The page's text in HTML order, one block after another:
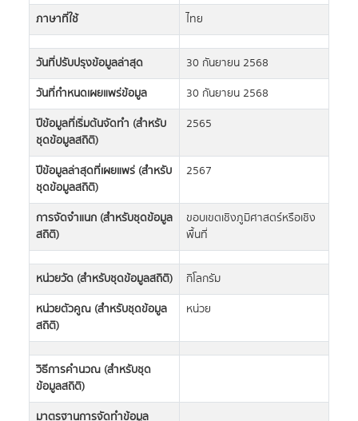
ภาษาที่ใช้
ไทย
วันที่ปรับปรุงข้อมูลล่าสุด
30 กันยายน 2568
วันที่กำหนดเผยแพร่ข้อมูล
30 กันยายน 2568
ปีข้อมูลที่เริ่มต้นจัดทำ (สำหรับ
ชุดข้อมูลสถิติ)
2565
ปีข้อมูลล่าสุดที่เผยแพร่ (สำหรับ
ชุดข้อมูลสถิติ)
2567
การจัดจำแนก (สำหรับชุดข้อมูล
สถิติ)
ขอบเขตเชิงภูมิศาสตร์หรือเชิง
พื้นที่
หน่วยวัด (สำหรับชุดข้อมูลสถิติ)
กิโลกรัม
หน่วยตัวคูณ (สำหรับชุดข้อมูล
สถิติ)
หน่วย
วิธีการคำนวณ (สำหรับชุด
ข้อมูลสถิติ)
มาตรฐานการจัดทำข้อมูล